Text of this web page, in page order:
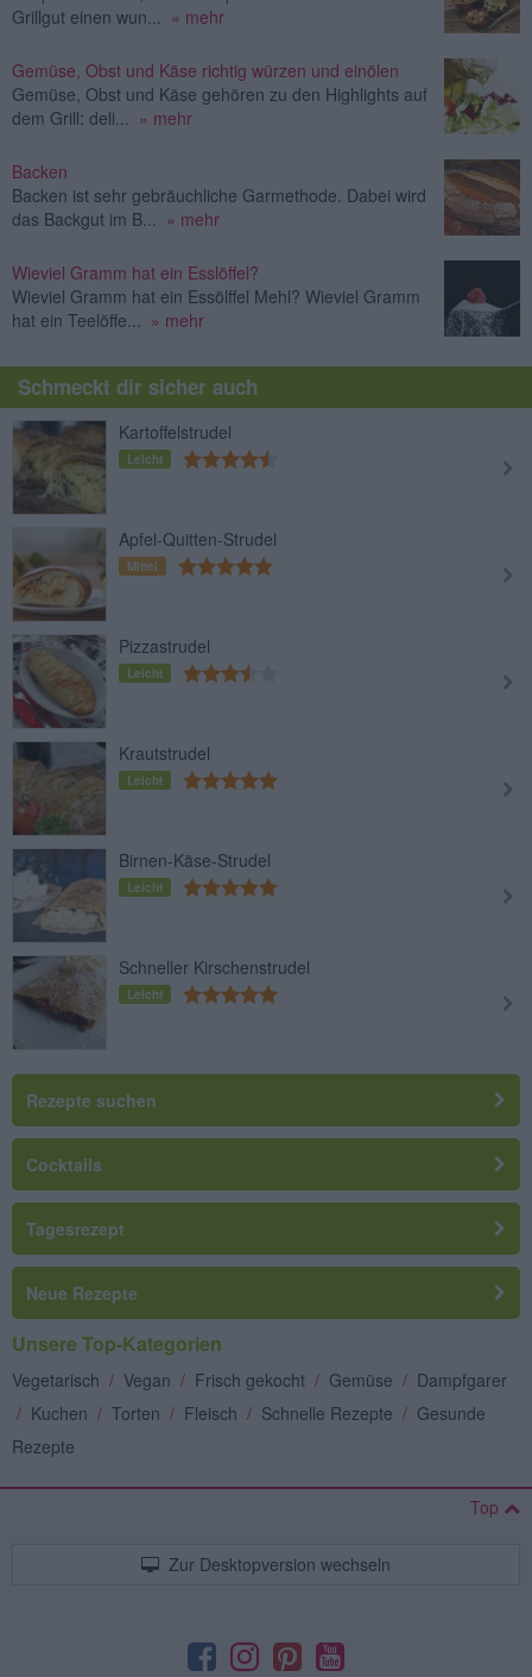
Grillgut einen wun...
» mehr
Gemüse, Obst und Käse richtig würzen und einölen
Gemüse, Obst und Käse gehören zu den Highlights auf
dem Grill: deli...
» mehr
Backen
Backen ist sehr gebräuchliche Garmethode. Dabei wird
das Backgut im B...
» mehr
Wieviel Gramm hat ein Esslöffel?
Wieviel Gramm hat ein Essölffel Mehl? Wieviel Gramm
hat ein Teelöffe...
» mehr
Schmeckt dir sicher auch
Kartoffelstrudel
Leicht
Apfel-Quitten-Strudel
Mittel
Pizzastrudel
Leicht
Krautstrudel
Leicht
Birnen-Käse-Strudel
Leicht
Schneller Kirschenstrudel
Leicht
Rezepte suchen
Cocktails
Tagesrezept
Neue Rezepte
Unsere Top-Kategorien
Vegetarisch / Vegan / Frisch gekocht / Gemüse / Dampfgarer
/ Kuchen / Torten / Fleisch / Schnelle Rezepte / Gesunde
Rezepte
Top
Zur Desktopversion wechseln